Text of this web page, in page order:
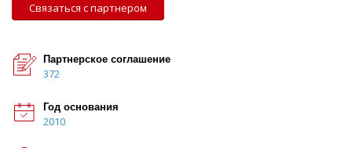
Связаться с партнером
Партнерское соглашение
372
Год основания
2010